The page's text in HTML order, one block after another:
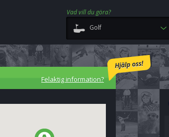
Vad vill du göra?
Golf
Felaktig information?